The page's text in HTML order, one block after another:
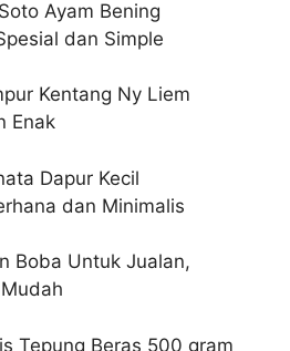
Ayam Bening
dan Simple
Kentang Ny Liem
Enak
Dapur Kecil
dan Minimalis
Boba Untuk Jualan,
Tepung Beras 500 gram